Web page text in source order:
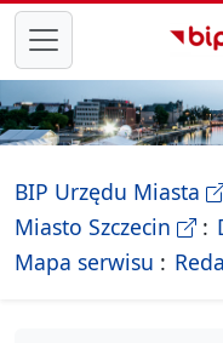
przejdź do
BIP Urzędu Miasta -
Miasto Szczecin -
Mapa serwisu -